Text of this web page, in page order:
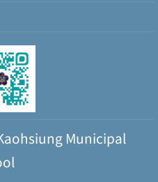
Municipal